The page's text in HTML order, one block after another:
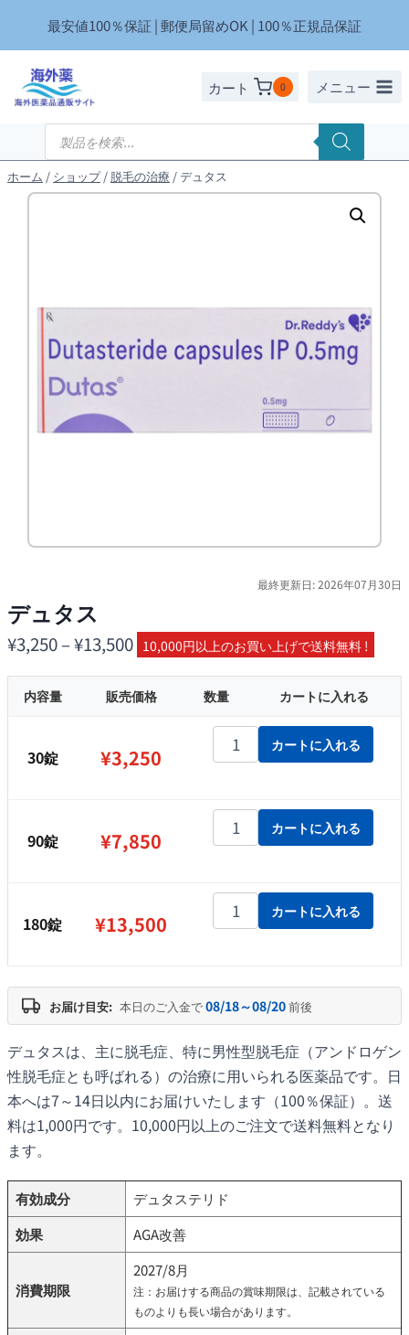
を
最安値100％保証 | 郵便局留めOK | 100％正規品保証
カート 0 メニュー
商
検
索
ホーム / ショップ / 脱毛の治療 /デュタス
最終更新日: 2026年07月30日
デュタス
¥3,250–¥13,500価
格
帯:
–
10,000円以上のお買い上げで送料無料 !
内容量 販売価格 数量 カートに入れる
30錠 ¥3,250
デュタス個カートに入れる
90錠 ¥7,850
デュタス個カートに入れる
180錠 ¥13,500
デュタス個カートに入れる
お届け目安: 本日のご入金で08/18～08/20前後
デュタスは、主に脱毛症、特に男性型脱毛症（アンドロゲン
性脱毛症とも呼ばれる）の治療に用いられる医薬品です。日
本へは7～14日以内にお届けいたします（100％保証）。送
料は1,000円です。10,000円以上のご注文で送料無料となり
ます。
有効成分
デュタステリド
効果
AGA改善
消費期限
2027/8月
注：お届けする商品の賞味期限は、記載されている
ものよりも長い場合があります。